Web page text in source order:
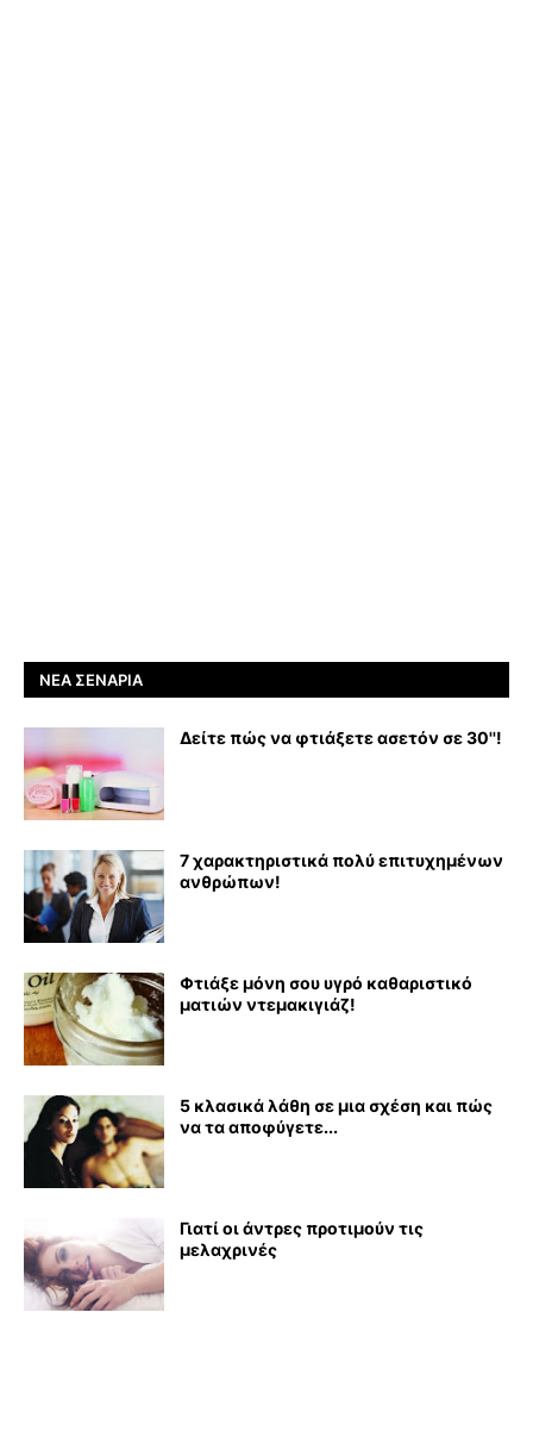
ΝΈΑ ΣΕΝΆΡΙΑ
Δείτε πώς να φτιάξετε ασετόν σε 30''!
7 χαρακτηριστικά πολύ επιτυχημένων
ανθρώπων!
Φτιάξε μόνη σου υγρό καθαριστικό
ματιών ντεμακιγιάζ!
5 κλασικά λάθη σε μια σχέση και πώς
να τα αποφύγετε...
Γιατί οι άντρες προτιμούν τις
μελαχρινές